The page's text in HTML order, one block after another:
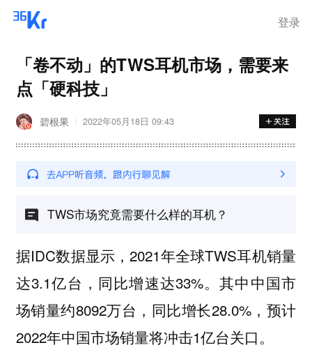
登录
「卷不动」的TWS耳机市场，需要来
点「硬科技」
碧根果 2022年05月18日 09:43
TWS市场究竟需要什么样的耳机？
据IDC数据显示，2021年全球TWS耳机销量
达3.1亿台，同比增速达33%。其中中国市
场销量约8092万台，同比增长28.0%，预计
2022年中国市场销量将冲击1亿台关口。